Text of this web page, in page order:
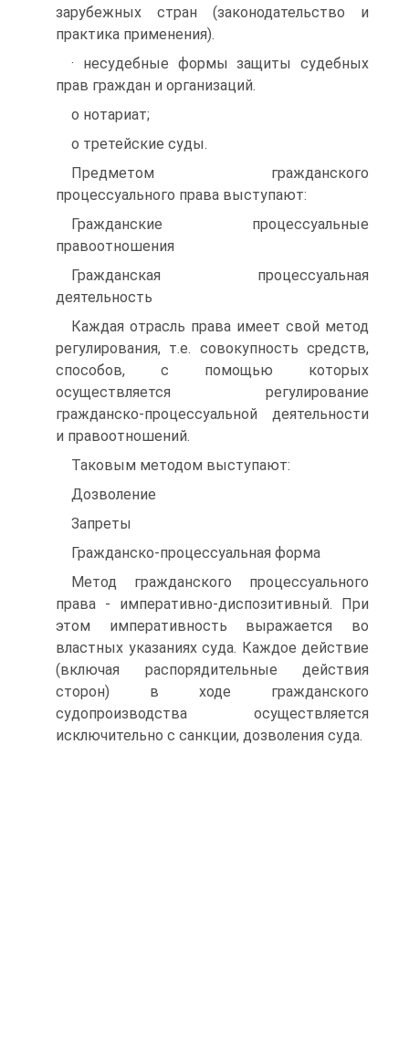
зарубежных стран (законодательство и
практика применения).
· несудебные формы защиты судебных
прав граждан и организаций.
o нотариат;
o третейские суды.
Предметом гражданского
процессуального права выступают:
Гражданские процессуальные
правоотношения
Гражданская процессуальная
деятельность
Каждая отрасль права имеет свой метод
регулирования, т.е. совокупность средств,
способов, с помощью которых
осуществляется регулирование
гражданско-процессуальной деятельности
и правоотношений.
Таковым методом выступают:
Дозволение
Запреты
Гражданско-процессуальная форма
Метод гражданского процессуального
права - императивно-диспозитивный. При
этом императивность выражается во
властных указаниях суда. Каждое действие
(включая распорядительные действия
сторон) в ходе гражданского
судопроизводства осуществляется
исключительно с санкции, дозволения суда.